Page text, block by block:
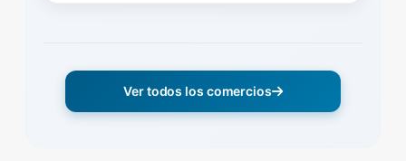
Ver todos los comercios